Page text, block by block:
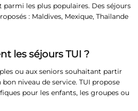
les plus populaires. Des séjours
: Maldives, Mexique, Thaïlande
les séjours TUI ?
ou aux seniors souhaitant partir
niveau de service. TUI propose
pour les enfants, les groupes ou